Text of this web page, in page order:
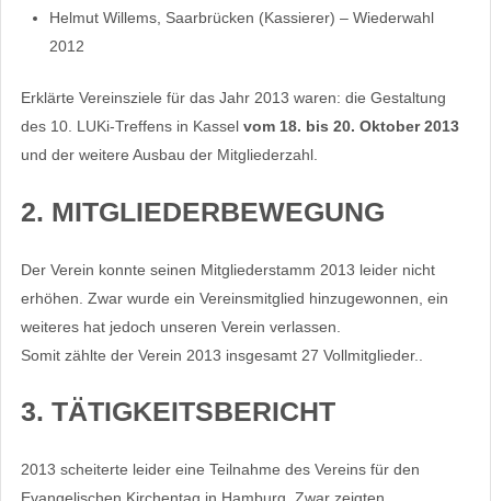
Helmut Willems, Saarbrücken (Kassierer) – Wiederwahl
2012
Erklärte Vereinsziele für das Jahr 2013 waren: die Gestaltung
des 10. LUKi-Treffens in Kassel vom 18. bis 20. Oktober 2013
und der weitere Ausbau der Mitgliederzahl.
2. MITGLIEDERBEWEGUNG
Der Verein konnte seinen Mitgliederstamm 2013 leider nicht
erhöhen. Zwar wurde ein Vereinsmitglied hinzugewonnen, ein
weiteres hat jedoch unseren Verein verlassen.
Somit zählte der Verein 2013 insgesamt 27 Vollmitglieder..
3. TÄTIGKEITSBERICHT
2013 scheiterte leider eine Teilnahme des Vereins für den